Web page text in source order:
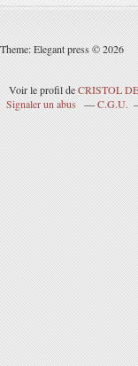
Theme: Elegant press © 2026
Voir le profil deCRISTOL
Signaler un abus
C.G.U.